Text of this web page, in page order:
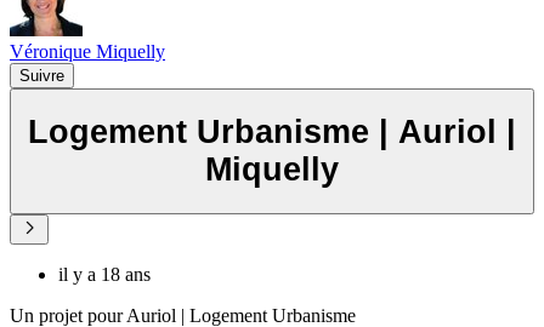
Véronique Miquelly
Suivre
Logement Urbanisme | Auriol |
Miquelly
il y a 18 ans
Un projet pour Auriol | Logement Urbanisme